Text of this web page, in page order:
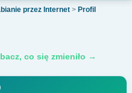
przez Internet > Profil
co się zmieniło →